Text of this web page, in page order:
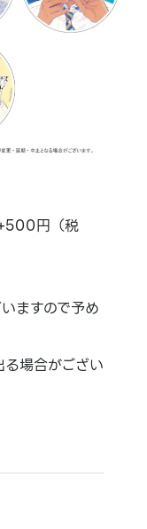
円（税
ますので予め
場合がござい